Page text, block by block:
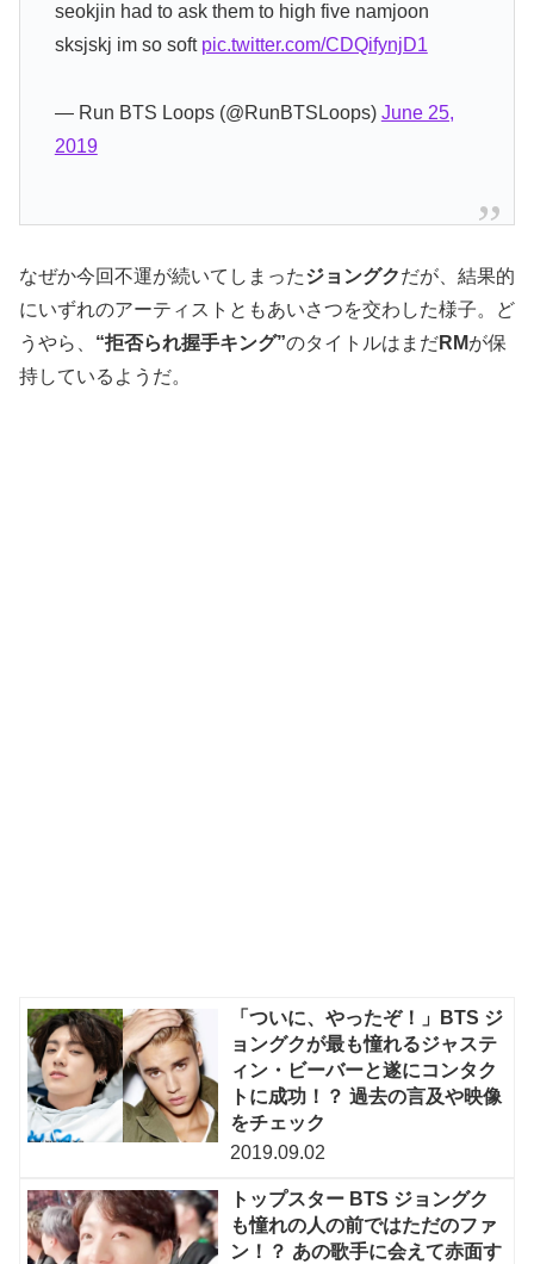
seokjin had to ask them to high five namjoon
sksjskj im so soft pic.twitter.com/CDQifynjD1
— Run BTS Loops (@RunBTSLoops) June 25,
2019
なぜか今回不運が続いてしまったジョングクだが、結果的
にいずれのアーティストともあいさつを交わした様子。ど
うやら、 “拒否られ握手キング”のタイトルはまだRMが保
持しているようだ。
「ついに、やったぞ！」BTS ジ
ョングクが最も憧れるジャステ
ィン・ビーバーと遂にコンタク
トに成功！？ 過去の言及や映像
をチェック
2019.09.02
トップスター BTS ジョングク
も憧れの人の前ではただのファ
ン！？ あの歌手に会えて赤面す